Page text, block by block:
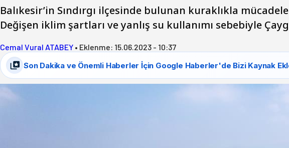
Balıkesir’in Sındırgı ilçesinde bulunan kuraklıkla
Değişen iklim şartları ve yanlış su kullanımı sebebiyle
Cemal Vural ATABEY • Eklenme: 15.06.2023 - 10:37
Son Dakika ve Önemli Haberler İçin Google Haberler'de Bizi Kaynak